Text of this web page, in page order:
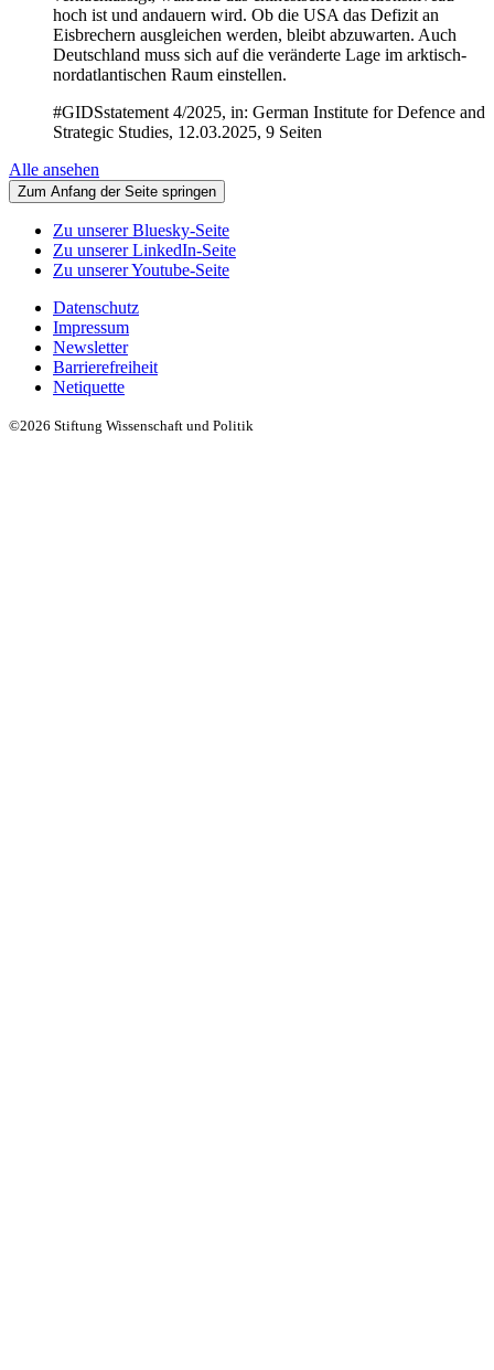
hoch ist und andauern wird. Ob die USA das Defizit an
Eisbrechern ausgleichen werden, bleibt abzuwarten. Auch
Deutschland muss sich auf die veränderte Lage im arktisch-
nordatlantischen Raum einstellen.
#GIDSstatement 4/2025, in: German Institute for Defence and
Strategic Studies, 12.03.2025, 9 Seiten
Alle ansehen
Zum Anfang der Seite springen
Zu unserer Bluesky-Seite
Zu unserer LinkedIn-Seite
Zu unserer Youtube-Seite
Datenschutz
Impressum
Newsletter
Barrierefreiheit
Netiquette
©2026 Stiftung Wissenschaft und Politik